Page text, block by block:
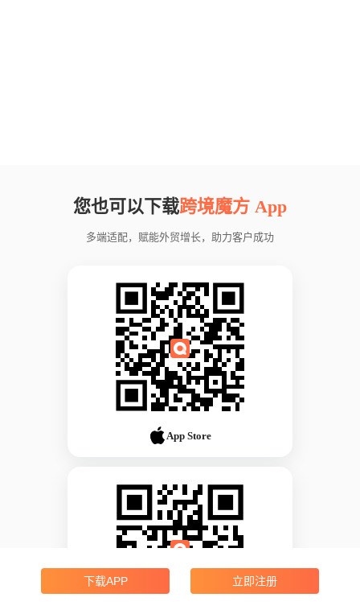
您也可以下载跨境魔方 App
多端适配，赋能外贸增长，助力客户成功
App Store
下载APP 立即注册